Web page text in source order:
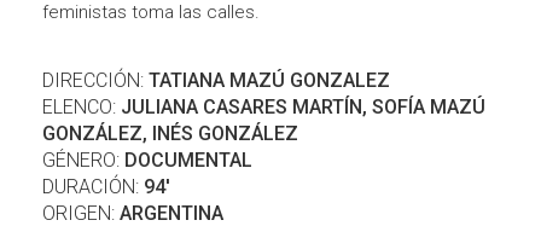
feministas toma las calles.
DIRECCIÓN: TATIANA MAZÚ GONZALEZ
ELENCO: JULIANA CASARES MARTÍN, SOFÍA MAZÚ
GONZÁLEZ, INÉS GONZÁLEZ
GÉNERO: DOCUMENTAL
DURACIÓN: 94'
ORIGEN: ARGENTINA